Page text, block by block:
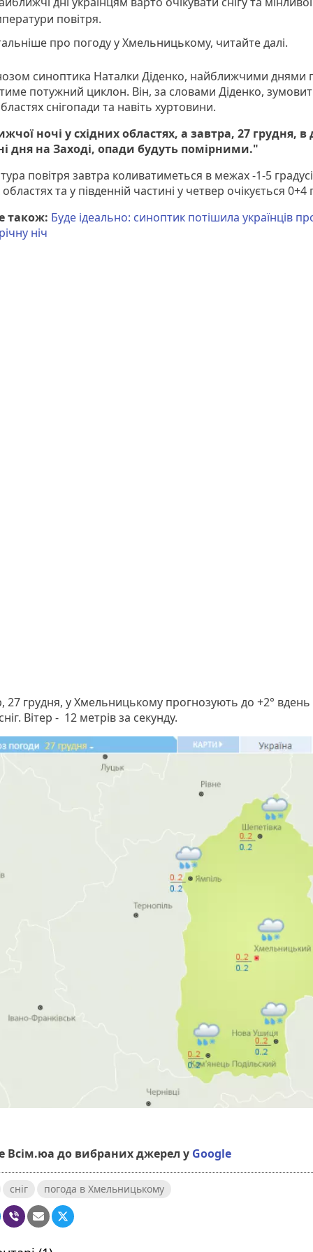
повітря.
про погоду у Хмельницькому, читайте далі.
синоптика Наталки Діденко, найближчими днями
потужний циклон. Він, за словами Діденко,
снігопади та навіть хуртовини.
ночі у східних областях, а завтра, 27 грудня, в
дня на Заході, опади будуть помірними."
повітря завтра коливатиметься в межах -1-5
областях та у південній частині у четвер очікується 0+4
також: Буде ідеально: синоптик потішила українців
ніч
27 грудня, у Хмельницькому прогнозують до +2° вдень
Вітер - 12 метрів за секунду.
Всім.юа до вибраних джерел у Google
сніг погода в Хмельницькому